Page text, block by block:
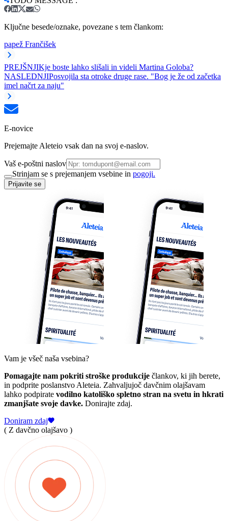
Ključne besede/oznake, povezane s tem člankom:
papež Frančišek
PREJŠNJIKje boste lahko slišali in videli Martina Goloba?
NASLEDNJIPosvojila sta otroke druge rase. "Bog je že od začetka
imel načrt za naju"
E-novice
Prejemajte Aleteio vsak dan na svoj e-naslov.
Vaš e-poštni naslov
Strinjam se s prejemanjem vsebine in pogoji.
Prijavite se
Vam je všeč naša vsebina?
Pomagajte nam pokriti stroške produkcije člankov, ki jih berete,
in podprite poslanstvo Aleteia. Zahvaljujoč davčnim olajšavam
lahko podpirate vodilno katoliško spletno stran na svetu in hkrati
zmanjšate svoje davke. Donirajte zdaj.
Doniram zdaj
( Z davčno olajšavo )